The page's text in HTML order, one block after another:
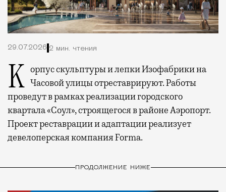
29.07.2026 2 мин. чтения
Корпус скульптуры и лепки Изофабрики на Часовой улицы отреставрируют. Работы
проведут в рамках реализации городского
квартала «Соул», строящегося в районе Аэропорт.
Проект реставрации и адаптации реализует
девелоперская компания Forma.
ПРОДОЛЖЕНИЕ НИЖЕ